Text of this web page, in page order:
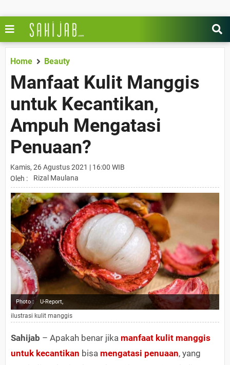
Home Beauty
Manfaat Kulit Manggis
untuk Kecantikan,
Ampuh Mengatasi
Penuaan?
Kamis, 26 Agustus 2021 | 16:00 WIB
Oleh :
Rizal Maulana
Photo : U-Report,
ilustrasi kulit manggis
Sahijab – Apakah benar jika manfaat kulit manggis
untuk kecantikan bisa mengatasi penuaan, yang